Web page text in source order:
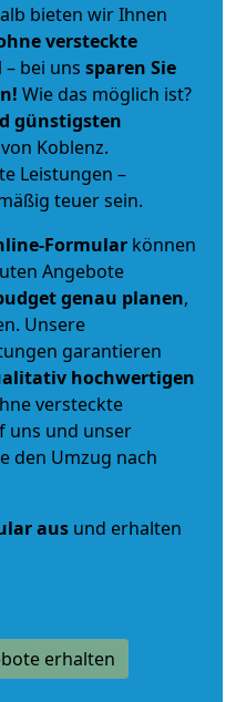
bieten wir Ihnen
versteckte
bei uns sparen Sie
Wie das möglich ist?
günstigsten
Koblenz.
Leistungen –
teuer sein.
Formular können
Angebote
genau planen,
Unsere
garantieren
hochwertigen
versteckte
uns und unser
den Umzug nach
aus und erhalten
erhalten